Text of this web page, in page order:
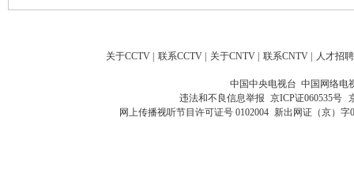
关于CCTV | 联系CCTV | 关于CNTV | 联系CNTV | 人才招聘
中国中央电视台 中国网络电
违法和不良信息举报 京ICP证060535号
网上传播视听节目许可证号 0102004 新出网证（京）